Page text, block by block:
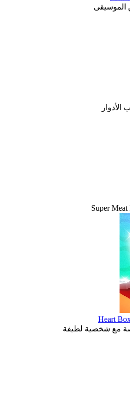
الموسيقى
Heart
مع شخصية لطيفة